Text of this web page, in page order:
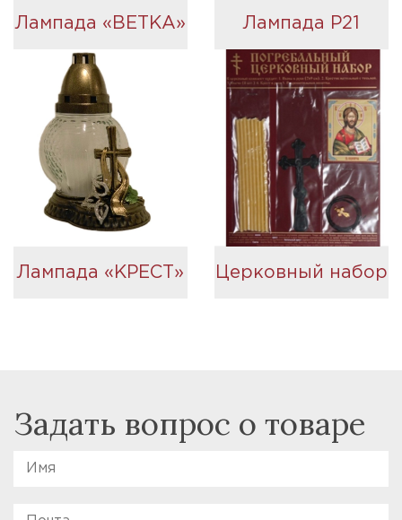
Лампада «ВЕТКА» Лампада Р21
Лампада «КРЕСТ» Церковный набор
Задать вопрос о товаре